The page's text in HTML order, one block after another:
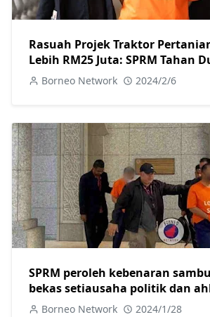
Rasuah Projek Traktor
Lebih RM25 Juta: SPRM Tahan
Besar dan Reman Seorang
Borneo Network 2024/2/6
SPRM peroleh kebenaran
bekas setiausaha politik dan
perniagaan.
Borneo Network 2024/1/28